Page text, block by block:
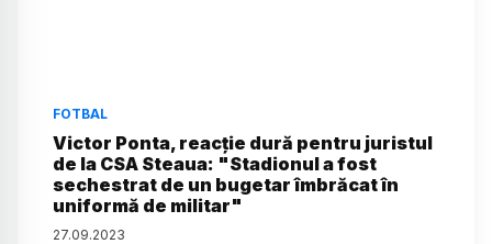
FOTBAL
Victor Ponta, reacție dură pentru juristul
de la CSA Steaua: "Stadionul a fost
sechestrat de un bugetar îmbrăcat în
uniformă de militar"
27.09.2023